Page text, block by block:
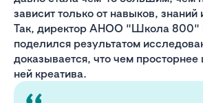
зависит только от навыков,
Так, директор АНОО "Школа 800"
поделился результатом
доказывается, что чем
ней креатива.